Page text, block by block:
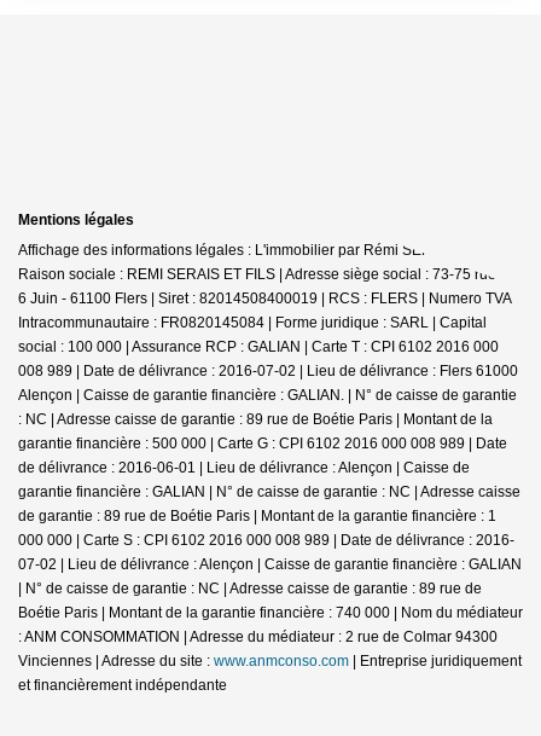
Mentions légales
Affichage des informations légales : L'immobilier par Rémi SERAIS - Flers |
Raison sociale : REMI SERAIS ET FILS | Adresse siège social : 73-75 rue du
6 Juin - 61100 Flers | Siret : 82014508400019 | RCS : FLERS | Numero TVA
Intracommunautaire : FR0820145084 | Forme juridique : SARL | Capital
social : 100 000 | Assurance RCP : GALIAN | Carte T : CPI 6102 2016 000
008 989 | Date de délivrance : 2016-07-02 | Lieu de délivrance : Flers 61000
Alençon | Caisse de garantie financière : GALIAN. | N° de caisse de garantie
: NC | Adresse caisse de garantie : 89 rue de Boétie Paris | Montant de la
garantie financière : 500 000 | Carte G : CPI 6102 2016 000 008 989 | Date
de délivrance : 2016-06-01 | Lieu de délivrance : Alençon | Caisse de
garantie financière : GALIAN | N° de caisse de garantie : NC | Adresse caisse
de garantie : 89 rue de Boétie Paris | Montant de la garantie financière : 1
000 000 | Carte S : CPI 6102 2016 000 008 989 | Date de délivrance : 2016-
07-02 | Lieu de délivrance : Alençon | Caisse de garantie financière : GALIAN
| N° de caisse de garantie : NC | Adresse caisse de garantie : 89 rue de
Boétie Paris | Montant de la garantie financière : 740 000 | Nom du médiateur
: ANM CONSOMMATION | Adresse du médiateur : 2 rue de Colmar 94300
Vinciennes | Adresse du site : www.anmconso.com | Entreprise juridiquement
et financièrement indépendante